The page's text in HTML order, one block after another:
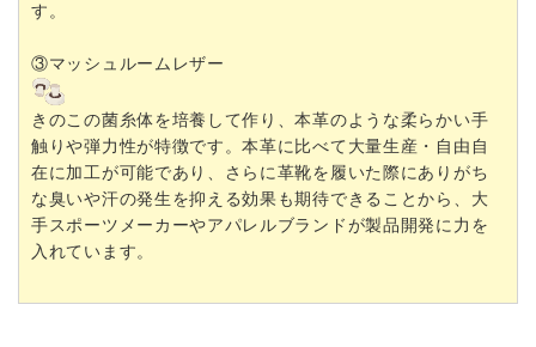
す。
③マッシュルームレザー
きのこの菌糸体を培養して作り、本革のような柔らかい手
触りや弾力性が特徴です。本革に比べて大量生産・自由自
在に加工が可能であり、さらに革靴を履いた際にありがち
な臭いや汗の発生を抑える効果も期待できることから、大
手スポーツメーカーやアパレルブランドが製品開発に力を
入れています。